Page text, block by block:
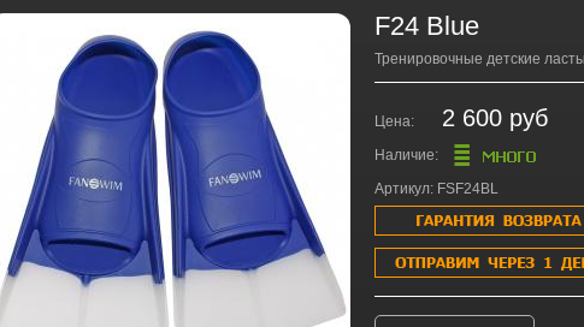
F24 Blue
Тренировочные детские ласты
Цена: 2 600 руб
Наличие:
Артикул: FSF24BL